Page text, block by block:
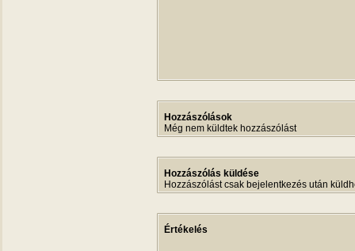
Hozzászólások
Még nem küldtek hozzászólást
Hozzászólás küldése
Hozzászólást csak bejelentkezés után
Értékelés